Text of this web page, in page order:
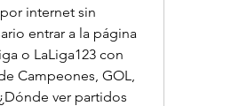
internet sin
entrar a la página
o LaLiga123 con
Campeones, GOL,
ver partidos